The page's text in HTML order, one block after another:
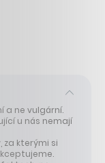
a ne vulgární.
u nás nemají
za kterými si